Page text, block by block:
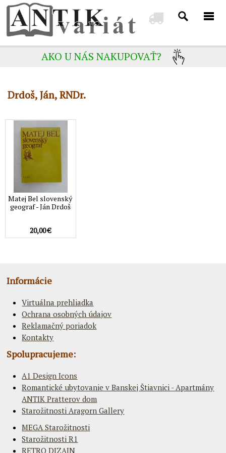
AKO U NÁS NAKUPOVAŤ?
Drdoš, Ján, RNDr.
Matej Bel slovenský
geograf - Ján Drdoš
20,00 €
Informácie
Virtuálna prehliadka
Ochrana osobných údajov
Reklamačný poriadok
Kontakty
Spolupracujeme:
A1 Design Icons
Romantické ubytovanie v Banskej Štiavnici - Apartmány
ANTIK Pratterov dom
Starožitnosti Aragorn Gallery
MEGA Starožitnosti
Starožitnosti R1
RETRO DIZAJN